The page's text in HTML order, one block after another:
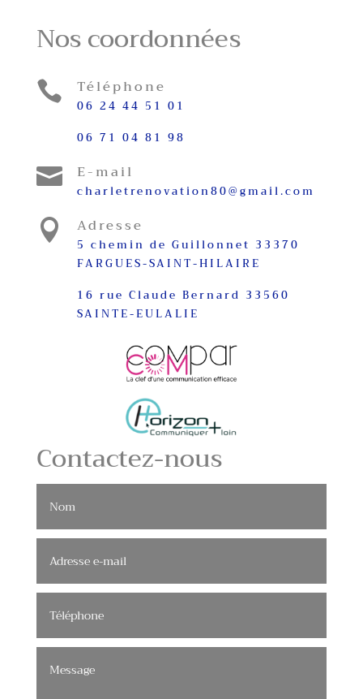
Nos coordonnées
 Téléphone
06 24 44 51 01
06 71 04 81 98
 E-mail
charletrenovation80@gmail.com
 Adresse
5 chemin de Guillonnet 33370
FARGUES-SAINT-HILAIRE
16 rue Claude Bernard 33560
SAINTE-EULALIE
Contactez-nous